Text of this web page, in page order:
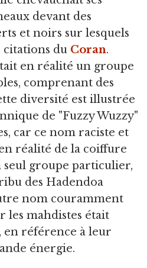
devant des
et noirs sur lesquels
citations du Coran.
en réalité un groupe
comprenant des
diversité est illustrée
de "Fuzzy Wuzzy"
car ce nom raciste et
réalité de la coiffure
groupe particulier,
des Hadendoa
nom couramment
les mahdistes était
en référence à leur
énergie.